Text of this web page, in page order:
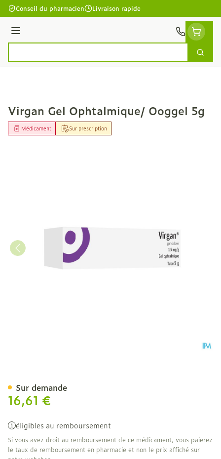
Aller au contenu
Conseil du pharmacien Livraison rapide
Menu
Virgan Gel Ophtalmique/ Ooggel 5g
Sur prescription
Médicament
16,61 €
éligibles au remboursement
Si vous avez droit au remboursement de ce médicament, vous paierez
le taux de remboursement en pharmacie et non le prix affiché sur
Sur demande